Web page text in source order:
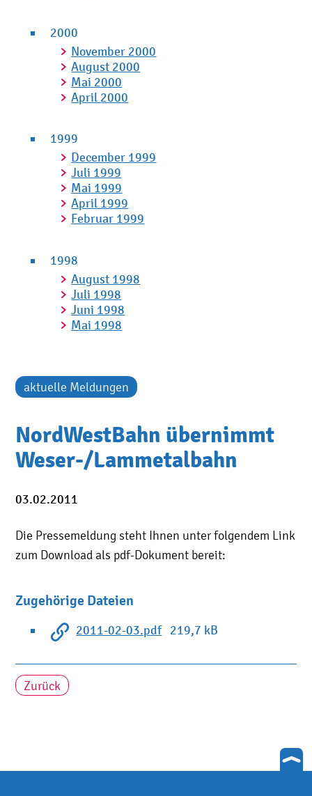
2000
November 2000
August 2000
Mai 2000
April 2000
1999
December 1999
Juli 1999
Mai 1999
April 1999
Februar 1999
1998
August 1998
Juli 1998
Juni 1998
Mai 1998
aktuelle Meldungen
NordWestBahn übernimmt
Weser-/Lammetalbahn
03.02.2011
Die Pressemeldung steht Ihnen unter folgendem Link
zum Download als pdf-Dokument bereit:
Zugehörige Dateien
2011-02-03.pdf 219,7 kB
Zurück